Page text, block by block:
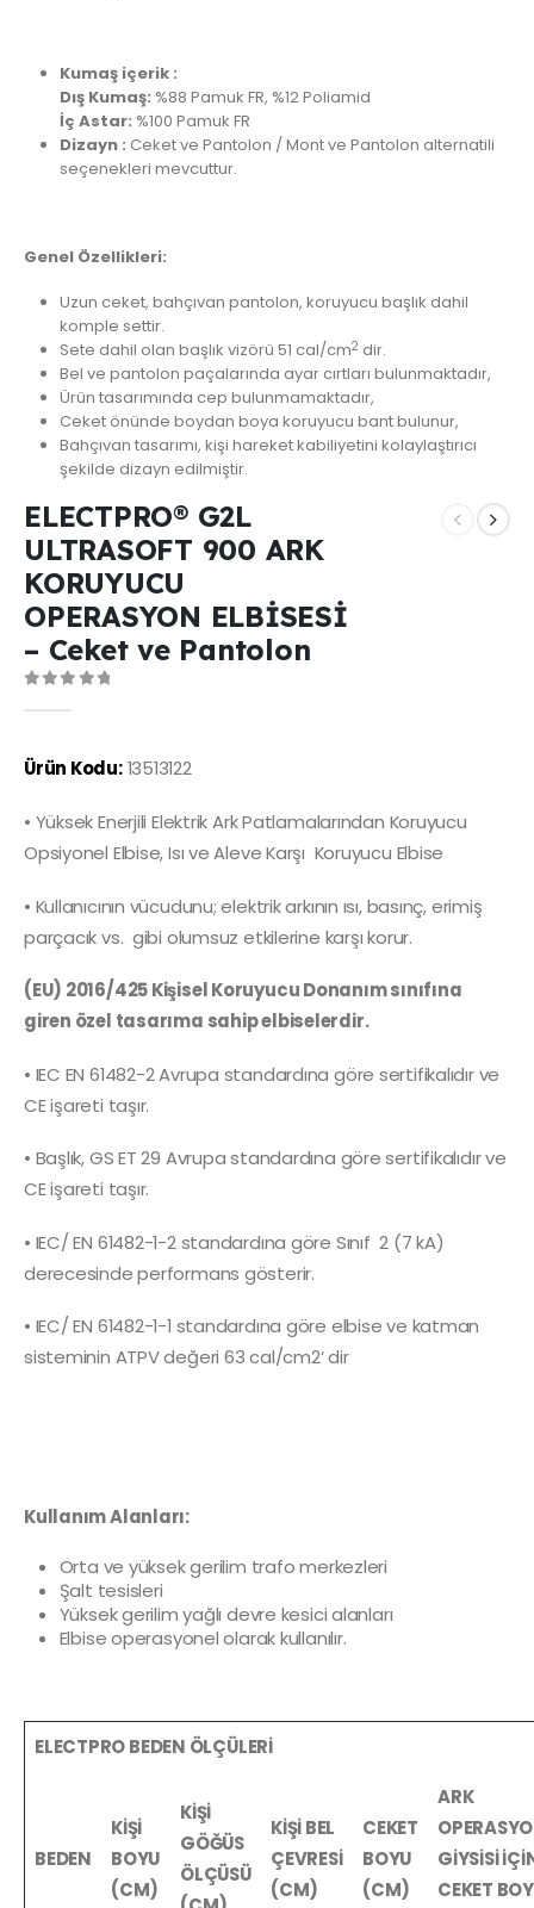
Kumaş içerik :
Dış Kumaş: %88 Pamuk FR, %12 Poliamid
İç Astar: %100 Pamuk FR
Dizayn : Ceket ve Pantolon / Mont ve Pantolon alternatili
seçenekleri mevcuttur.
Genel Özellikleri:
Uzun ceket, bahçıvan pantolon, koruyucu başlık dahil
komple settir.
Sete dahil olan başlık vizörü 51 cal/cm2 dir.
Bel ve pantolon paçalarında ayar cırtları bulunmaktadır,
Ürün tasarımında cep bulunmamaktadır,
Ceket önünde boydan boya koruyucu bant bulunur,
Bahçıvan tasarımı, kişi hareket kabiliyetini kolaylaştırıcı
şekilde dizayn edilmiştir.
ELECTPRO® G2L
ULTRASOFT 900 ARK
KORUYUCU
OPERASYON ELBİSESİ
– Ceket ve Pantolon
Ürün Kodu:13513122
• Yüksek Enerjili Elektrik Ark Patlamalarından Koruyucu
Opsiyonel Elbise, Isı ve Aleve Karşı Koruyucu Elbise
• Kullanıcının vücudunu; elektrik arkının ısı, basınç, erimiş
parçacık vs. gibi olumsuz etkilerine karşı korur.
(EU) 2016/425 Kişisel Koruyucu Donanım sınıfına
giren özel tasarıma sahip elbiselerdir.
• IEC EN 61482-2 Avrupa standardına göre sertifikalıdır ve
CE işareti taşır.
• Başlık, GS ET 29 Avrupa standardına göre sertifikalıdır ve
CE işareti taşır.
• IEC/ EN 61482-1-2 standardına göre Sınıf 2 (7 kA)
derecesinde performans gösterir.
• IEC/ EN 61482-1-1 standardına göre elbise ve katman
sisteminin ATPV değeri 63 cal/cm2‘ dir
Kullanım Alanları:
Orta ve yüksek gerilim trafo merkezleri
Şalt tesisleri
Yüksek gerilim yağlı devre kesici alanları
Elbise operasyonel olarak kullanılır.
ELECTPRO BEDEN ÖLÇÜLERİ
BEDEN
KİŞİ
BOYU
(CM)
KİŞİ
GÖĞÜS
ÖLÇÜSÜ
KİŞİ BEL
ÇEVRESİ
(CM)
CEKET
BOYU
(CM)
ARK
GİYSİSİ
CEKET